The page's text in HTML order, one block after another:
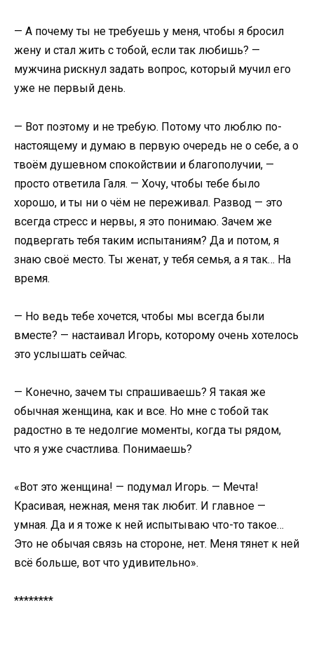
— А почему ты не требуешь у меня, чтобы я бросил
жену и стал жить с тобой, если так любишь? —
мужчина рискнул задать вопрос, который мучил его
уже не первый день.
— Вот поэтому и не требую. Потому что люблю по-
настоящему и думаю в первую очередь не о себе, а о
твоём душевном спокойствии и благополучии, —
просто ответила Галя. — Хочу, чтобы тебе было
хорошо, и ты ни о чём не переживал. Развод — это
всегда стресс и нервы, я это понимаю. Зачем же
подвергать тебя таким испытаниям? Да и потом, я
знаю своё место. Ты женат, у тебя семья, а я так… На
время.
— Но ведь тебе хочется, чтобы мы всегда были
вместе? — настаивал Игорь, которому очень хотелось
это услышать сейчас.
— Конечно, зачем ты спрашиваешь? Я такая же
обычная женщина, как и все. Но мне с тобой так
радостно в те недолгие моменты, когда ты рядом,
что я уже счастлива. Понимаешь?
«Вот это женщина! — подумал Игорь. — Мечта!
Красивая, нежная, меня так любит. И главное —
умная. Да и я тоже к ней испытываю что-то такое…
Это не обычая связь на стороне, нет. Меня тянет к ней
всё больше, вот что удивительно».
********